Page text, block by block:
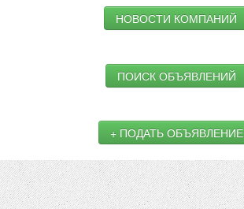
НОВОСТИ КОМПАНИЙ
ПОИСК ОБЪЯВЛЕНИЙ
+ ПОДАТЬ ОБЪЯВЛЕНИЕ